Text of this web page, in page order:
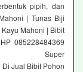
pipih, dan
| Tunas Biji
Mahoni | Bibit
085228484369
Di Jual Bibit Pohon